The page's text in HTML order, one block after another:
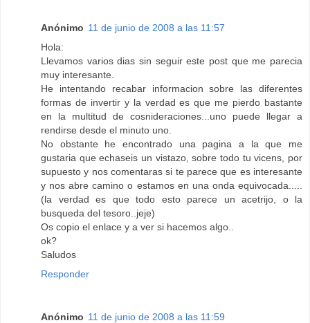
Anónimo 11 de junio de 2008 a las 11:57
Hola:
Llevamos varios dias sin seguir este post que me parecia
muy interesante.
He intentando recabar informacion sobre las diferentes
formas de invertir y la verdad es que me pierdo bastante
en la multitud de cosnideraciones...uno puede llegar a
rendirse desde el minuto uno.
No obstante he encontrado una pagina a la que me
gustaria que echaseis un vistazo, sobre todo tu vicens, por
supuesto y nos comentaras si te parece que es interesante
y nos abre camino o estamos en una onda equivocada.....
(la verdad es que todo esto parece un acetrijo, o la
busqueda del tesoro..jeje)
Os copio el enlace y a ver si hacemos algo..
ok?
Saludos
Responder
Anónimo 11 de junio de 2008 a las 11:59